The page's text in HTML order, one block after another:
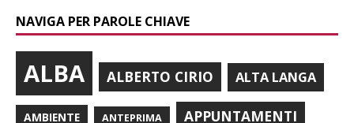
NAVIGA PER PAROLE CHIAVE
ALBA ALBERTO CIRIO ALTA LANGA
AMBIENTE ANTEPRIMA APPUNTAMENTI